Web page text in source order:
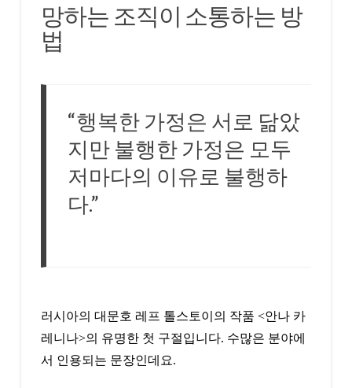
망하는 조직이 소통하는 방
법
“행복한 가정은 서로 닮았
지만 불행한 가정은 모두
저마다의 이유로 불행하
다.”
러시아의 대문호 레프 톨스토이의 작품 <안나 카
레니나>의 유명한 첫 구절입니다. 수많은 분야에
서 인용되는 문장인데요.